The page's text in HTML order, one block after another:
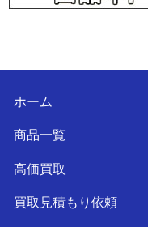
ホーム
商品一覧
高価買取
買取見積もり依頼